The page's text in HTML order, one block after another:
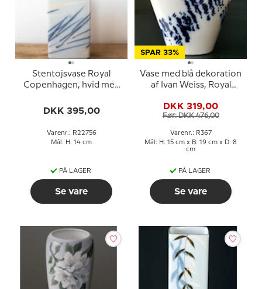
Stentojsvase Royal
Copenhagen, hvid med
DKK 395,00
Varenr.: R22756
Mål: H: 14 cm
PÅ LAGER
Se vare
SPAR 33%
Vase med blå dekoration
af Ivan Weiss, Royal
DKK 319,00
Før: DKK 476,00
Varenr.: R367
Mål: H: 15 cm x B: 19 cm x D: 8
cm
PÅ LAGER
Se vare